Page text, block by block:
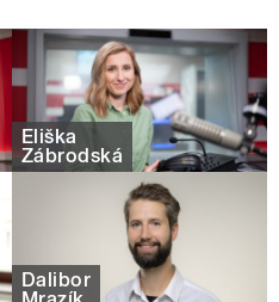
Eliška
Zábrodská
Dalibor